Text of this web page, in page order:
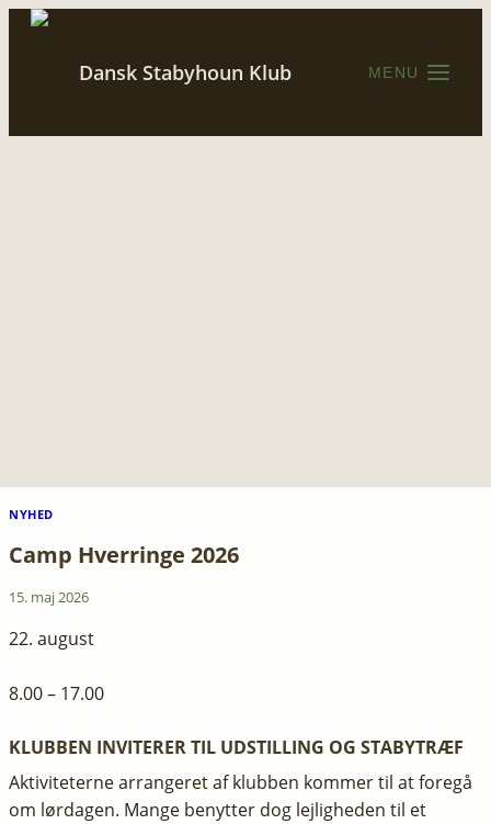
Fortsæt
Dansk Stabyhoun Klub MENU
NYHED
Camp Hverringe 2026
15. maj 2026
22. august
8.00 – 17.00
KLUBBEN INVITERER TIL UDSTILLING OG STABYTRÆF
Aktiviteterne arrangeret af klubben kommer til at foregå
om lørdagen. Mange benytter dog lejligheden til et